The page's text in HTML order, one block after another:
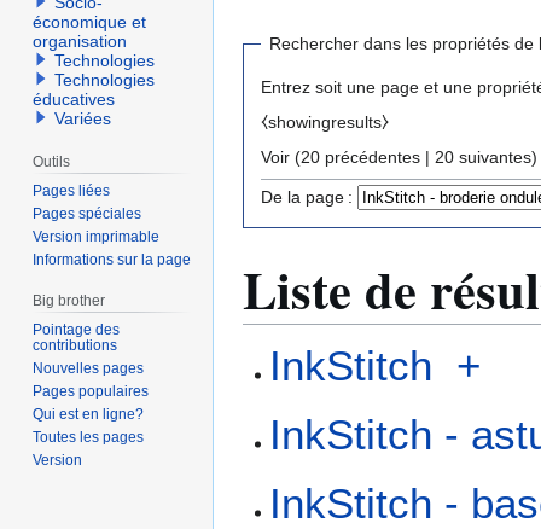
Rechercher dans les propriétés de
Entrez soit une page et une
⧼showingresults⧽
Voir (20 précédentes | 20 suivantes)
De la page :
Liste de
InkStitch +
InkStitch -
InkStitch -
économique et
organisation
Technologies
Technologies
éducatives
Variées
Outils
Pages liées
Pages spéciales
Version imprimable
Informations sur la page
Big brother
Pointage des
contributions
Nouvelles pages
Pages populaires
Qui est en ligne?
Toutes les pages
Version